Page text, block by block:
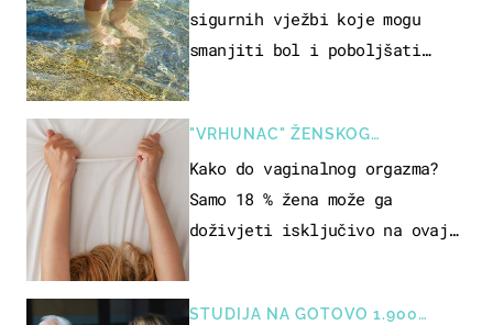
sigurnih vježbi koje mogu
smanjiti bol i poboljšati
"VRHUNAC" ŽENSKOG
SEKSUALNOG ISKUSTVA
Kako do vaginalnog orgazma?
Samo 18 % žena može ga
doživjeti isključivo na ovaj
STUDIJA NA GOTOVO 1.900